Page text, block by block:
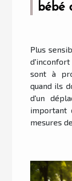
bébé
Plus
sont à
quand ils
d'un
important
mesures